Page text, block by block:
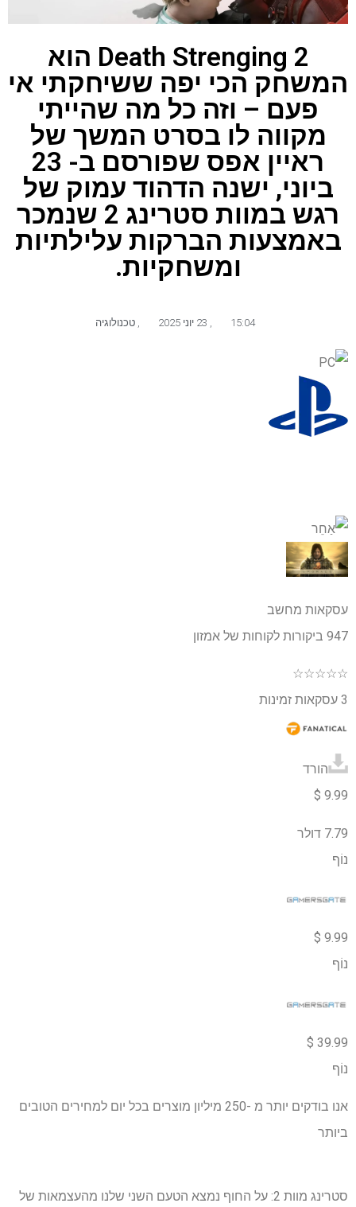
Death Strenging 2 הוא
המשחק הכי יפה ששיחקתי אי
פעם – וזה כל מה שהייתי
מקווה לו בסרט המשך של
ראיין אפס שפורסם ב- 23
ביוני, ישנה הדהוד עמוק של
רגש במוות סטרינג 2 שנמכר
באמצעות הברקות עלילתיות
ומשחקיות.
15:04 טכנולוגיה
עסקאות מחשב
947 ביקורות לקוחות של אמזון
☆
☆
☆
☆
☆
3 עסקאות זמינות
הורד
9.99 $
7.79 דולר
נוֹף
9.99 $
נוֹף
39.99 $
נוֹף
אנו בודקים יותר מ -250 מיליון מוצרים בכל יום למחירים הטובים
ביותר
סטרינג מוות 2: על החוף נמצא הטעם השני שלנו מהעצמאות של